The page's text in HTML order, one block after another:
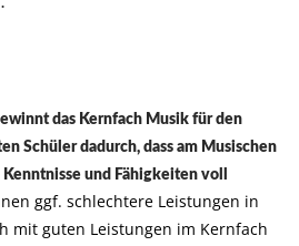
das Kernfach Musik für den
Schüler dadurch, dass am Musischen
und Fähigkeiten voll
ggf. schlechtere Leistungen in
mit guten Leistungen im Kernfach